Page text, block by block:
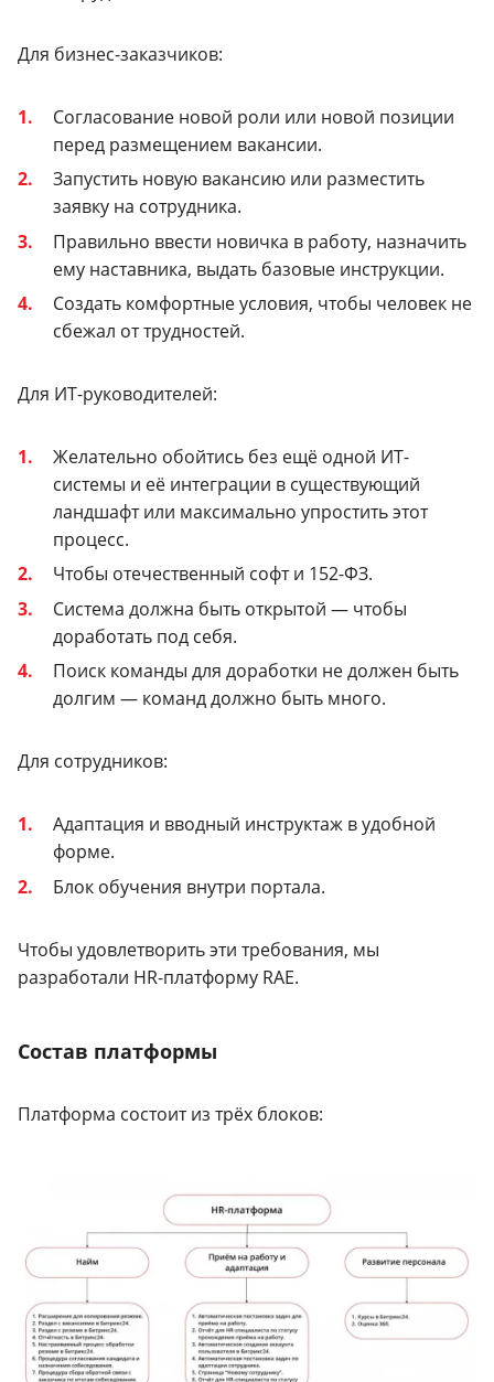
Для бизнес-заказчиков:
Согласование новой роли или новой позиции
перед размещением вакансии.
Запустить новую вакансию или разместить
заявку на сотрудника.
Правильно ввести новичка в работу, назначить
ему наставника, выдать базовые инструкции.
Создать комфортные условия, чтобы человек не
сбежал от трудностей.
Для ИТ-руководителей:
Желательно обойтись без ещё одной ИТ-
системы и её интеграции в существующий
ландшафт или максимально упростить этот
процесс.
Чтобы отечественный софт и 152-ФЗ.
Система должна быть открытой — чтобы
доработать под себя.
Поиск команды для доработки не должен быть
долгим — команд должно быть много.
Для сотрудников:
Адаптация и вводный инструктаж в удобной
форме.
Блок обучения внутри портала.
Чтобы удовлетворить эти требования, мы
разработали HR-платформу RAE.
Состав платформы
Платформа состоит из трёх блоков: